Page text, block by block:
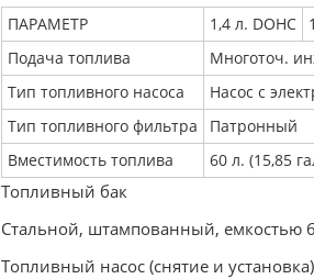
ПАРАМЕТР 1,4 л. DOHC
Подача топлива
Многоточ.
Тип топливного насоса
Насос с
Тип топливного фильтра
Патронный
Вместимость топлива
60 л. (15,85
Топливный бак
Стальной, штампованный, емкостью
Топливный насос (снятие и установка)